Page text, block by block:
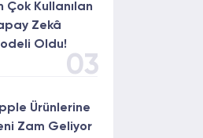
Çok Kullanılan
Zekâ
Oldu!
03
Ürünlerine
Zam Geliyor